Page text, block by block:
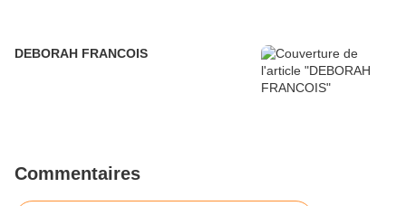
DEBORAH FRANCOIS
Commentaires